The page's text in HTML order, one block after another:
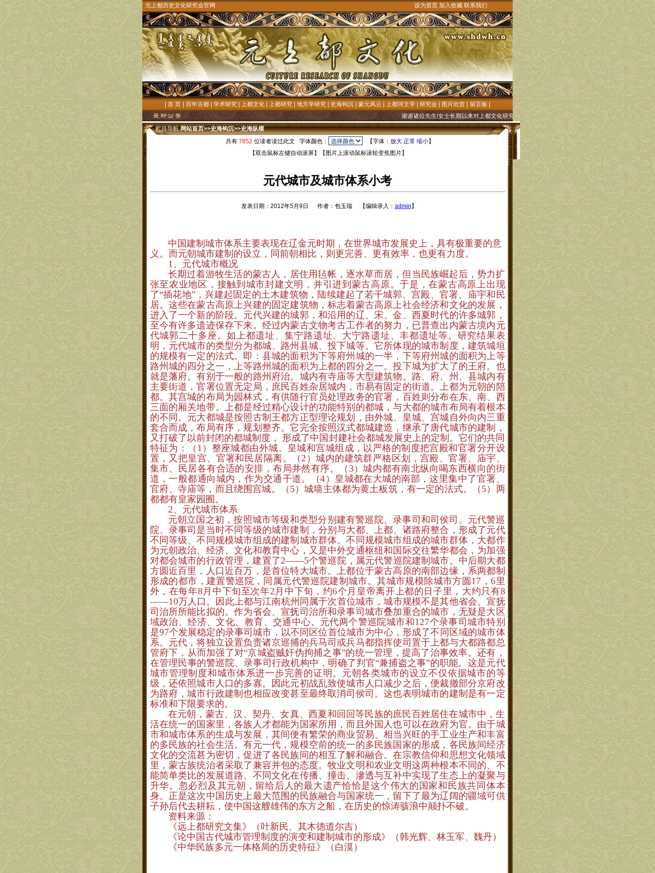
元上都历史文化研究会官网 设为首页 加入收藏 联系我们
首 页 百年古都 学术研究 上都文化 上都研究 地方学研究 史海钩沉 蒙元风云 上都河文学 研究会 图片欣赏 留言板
谢谢诸位先生/女士长期以来对上都文化研究的殷切关注和大力支持!"元上都文化"网((元上都历史文
栏目导航 网站首页>>史海钩沉>>史海纵横
共有 7852 位读者读过此文 字体颜色： 【字体： 放大 正常 缩小】
【双击鼠标左键自动滚屏】【图片上滚动鼠标滚轮变焦图片】
元代城市及城市体系小考
发表日期：2012年5月9日 作者：包玉瑞 【编辑录入： admin 】
中国建制城市体系主要表现在辽金元时期，在世界城市发展史上，具有极重要的意
义。而元朝城市建制的设立，同前朝相比，则更完善、更有效率，也更有力度。
1 、元代城市概况
长期过着游牧生活的蒙古人，居住用毡帐，逐水草而居，但当民族崛起后，势力扩
张至农业地区，接触到城市封建文明，并引进到蒙古高原。于是，在蒙古高原上出现
了“插花地”，兴建起固定的土木建筑物，陆续建起了若干城郭、宫殿、官署、庙宇和民
居。这些在蒙古高原上兴建的固定建筑物，标志着蒙古高原上社会经济和文化的发展，
进入了一个新的阶段。元代兴建的城郭，和沿用的辽、宋、金、西夏时代的许多城郭，
至今有许多遗迹保存下来。经过内蒙古文物考古工作者的努力，已普查出内蒙古境内元
代城郭二十多座。如上都遗址、集宁路遗址、大宁路遗址、丰都遗址等。研究结果表
明，元代城市的类型分为都城、路州县城、投下城等。它所体现的城市制度，建筑城垣
的规模有一定的法式。即：县城的面积为下等府州城的一半，下等府州城的面积为上等
路州城的四分之一，上等路州城的面积为上都的四分之一。投下城为扩大了的王府。也
就是藩府。有别于一般的路州府治。城内有寺庙等大型建筑物。路、府、州、县城内有
主要街道，官署位置无定局，庶民百姓杂居城内，市易有固定的街道。上都为元朝的陪
都。其宫城的布局为园林式，有供随行官员处理政务的官署，百姓则分布在东、南、西
三面的厢关地带。上都是经过精心设计的功能特别的都城，与大都的城市布局有着根本
的不同。元大都城是按照古制王都方正型理论规划，由外城、皇城、宫城自外向内三重
套合而成，布局有序，规划整齐。它完全按照汉式都城建造，继承了唐代城市的建制，
又打破了以前封闭的都城制度， 形成了中国封建社会都城发展史上的定制。它们的共同
特征为：（ 1 ）整座城都由外城、皇城和宫城组成，以严格的制度把宫殿和官署分开设
置，又把皇宫、官署和民居隔离。（2 ）城内的建筑群严格区划，宫殿、官署、庙宇、
集市、民居各有合适的安排，布局井然有序。（ 3）城内都有南北纵向喝东西横向的街
道，一般都通向城内，作为交通干道。（4）皇城都在大城的南部，这里集中了官署、
官府、寺庙等，而且绕围宫城。（5）城墙主体都为黄土板筑，有一定的法式。（5）两
都都有皇家园囿。
2、元代城市体系
元朝立国之初，按照城市等级和类型分别建有警巡院、录事司和司侯司。元代警巡
院、录事司是当时不同等级的城市建制，分别与大都、上都、诸路府整合，形成了元代
不同等级、不同规模城市组成的建制城市群体。不同规模城市组成的城市群体，大都作
为元朝政治、经济、文化和教育中心，又是中外交通枢纽和国际交往繁华都会，为加强
对都会城市的行政管理，建置了2——5个警巡院，属元代警巡院建制城市。中后期大都
方圆近百里，人口近百万，是首位特大城市。上都位于蒙古高原的南部边缘，系两都制
形成的都市，建置警巡院，同属元代警巡院建制城市。其城市规模除城市方圆17 ，6里
外，在每年8 月中下旬至次年2 月中下旬，约6个月皇帝离开上都的日子里，大约只有8
——10万人口。因此上都与江南杭州同属于次首位城市，城市规模不是其他省会、宣抚
司治所所能比拟的。作为省会、宣抚司治所和录事司城市叠加重合的城市，无疑是大区
域政治、经济、文化、教育、交通中心。元代两个警巡院城市和127个录事司城市特别
是97个发展稳定的录事司城市，以不同区位首位城市为中心，形成了不同区域的城市体
系。元代，将独立设置负责诸京巡捕的兵马司或兵马都指挥使司置于上都与大都路都总
管府下，从而加强了对“京城盗贼奸伪拘捕之事”的统一管理，提高了治事效率。还有，
在管理民事的警巡院、录事司行政机构中，明确了判官“兼捕盗之事”的职能。这是元代
城市管理制度和城市体系进一步完善的证明。元朝各类城市的设立不仅依据城市的等
级，还依照城市人口的多寡。因此元初战乱致使城市人口减少之后，便裁撤部分京府改
为路府，城市行政建制也相应改变甚至最终取消司侯司。这也表明城市的建制是有一定
标准和下限要求的。
在元朝，蒙古、汉、契丹、女真、西夏和回回等民族的庶民百姓居住在城市中，生
活在统一的国家里，各族人才都能为国家所用，而且外国人也可以在政府为官。由于城
市和城市体系的生成与发展，其间便有繁荣的商业贸易、相当兴旺的手工业生产和丰富
的多民族的社会生活。有元一代，规模空前的统一的多民族国家的形成，各民族间经济
文化的交流甚为密切，促进了各民族间的相互了解和融合。在宗教信仰和思想文化领域
里，蒙古族统治者采取了兼容并包的态度。牧业文明和农业文明这两种根本不同的、不
能简单类比的发展道路、不同文化在传播、撞击、滲透与互补中实现了生态上的凝聚与
升华。忽必烈及其元朝，留给后人的最大遗产恰恰是这个伟大的国家和民族共同体本
身。正是这次中国历史上最大范围的民族融合与国家统一，留下了最为辽阔的疆域可供
子孙后代去耕耘，使中国这艘雄伟的东方之船，在历史的惊涛骇浪中颠扑不破。
资料来源：
《远上都研究文集》（叶新民、其木德道尔吉）
《论中国古代城市管理制度的演变和建制城市的形成》（韩光辉、林玉军、魏丹）
《中华民族多元一体格局的历史特征》（白漠）